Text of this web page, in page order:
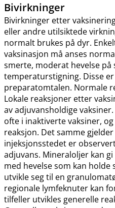
Bivirkninger
Bivirkninger etter
eller andre utilsiktede
normalt brukes på dyr.
vaksinasjon må anses
smerte, moderat hevelse på
temperaturstigning. Disse
preparatomtalen. Normale
Lokale reaksjoner etter
av adjuvansholdige
ofte i inaktiverte vaksiner,
reaksjon. Det samme
injeksjonsstedet er
adjuvans. Mineraloljer kan
med hevelse som kan
utvikle seg til en
regionale lymfeknuter kan
tilfeller utvikles generelle